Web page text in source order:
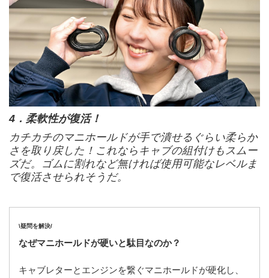
4．柔軟性が復活！
カチカチのマニホールドが手で潰せるぐらい柔らか
さを取り戻した！これならキャブの組付けもスムー
ズだ。ゴムに割れなど無ければ使用可能なレベルま
で復活させられそうだ。
\疑問を解決/
なぜマニホールドが硬いと駄目なのか？
キャブレターとエンジンを繋ぐマニホールドが硬化し、